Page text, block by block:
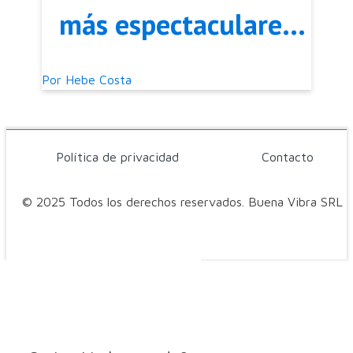
más espectaculares
del Mundo
Por Hebe Costa
© 2025 Todos los derechos reservados. Buena Vibra SRL
Política de privacidad Contacto